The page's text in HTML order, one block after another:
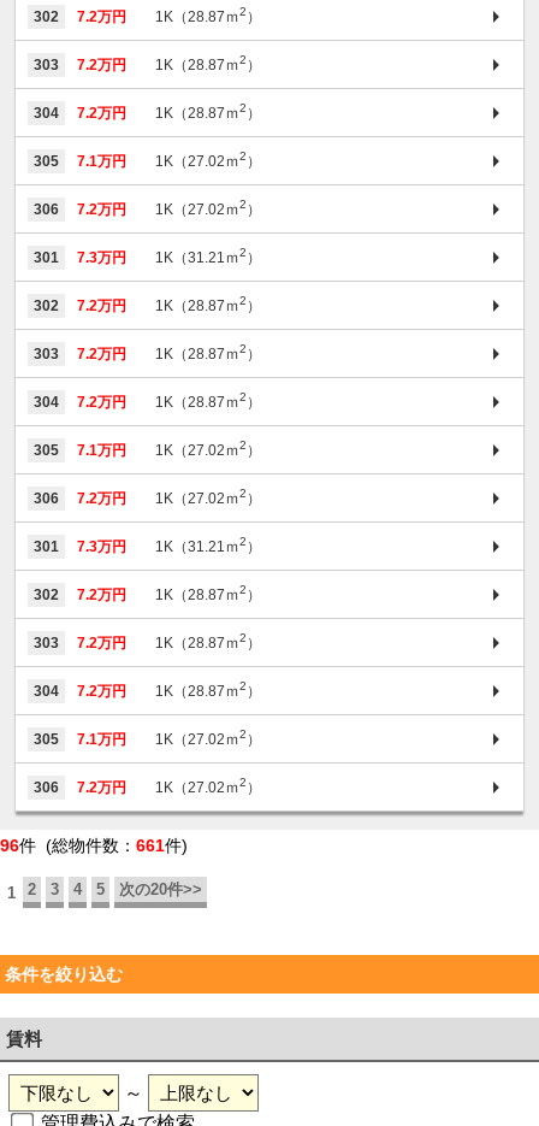
302 7.2万円 1K（28.87ｍ2 ）
303 7.2万円 1K（28.87ｍ2 ）
304 7.2万円 1K（28.87ｍ2 ）
305 7.1万円 1K（27.02ｍ2 ）
306 7.2万円 1K（27.02ｍ2 ）
301 7.3万円 1K（31.21ｍ2 ）
302 7.2万円 1K（28.87ｍ2 ）
303 7.2万円 1K（28.87ｍ2 ）
304 7.2万円 1K（28.87ｍ2 ）
305 7.1万円 1K（27.02ｍ2 ）
306 7.2万円 1K（27.02ｍ2 ）
301 7.3万円 1K（31.21ｍ2 ）
302 7.2万円 1K（28.87ｍ2 ）
303 7.2万円 1K（28.87ｍ2 ）
304 7.2万円 1K（28.87ｍ2 ）
305 7.1万円 1K（27.02ｍ2 ）
306 7.2万円 1K（27.02ｍ2 ）
96件 (総物件数： 661件)
1 2 3 4 5 次の20件>>
条件を絞り込む
賃料
～